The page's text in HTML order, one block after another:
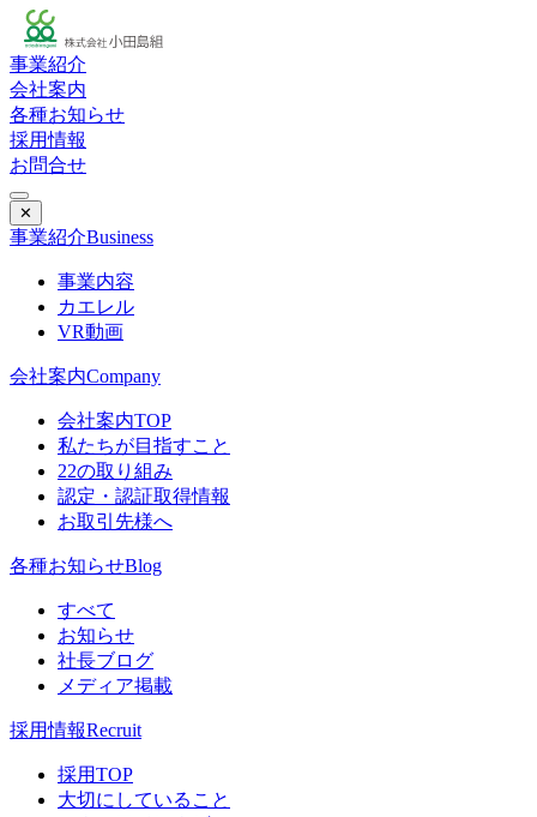
事業紹介
会社案内
各種お知らせ
採用情報
お問合せ
✕
事業紹介Business
事業内容
カエレル
VR動画
会社案内Company
会社案内TOP
私たちが目指すこと
22の取り組み
認定・認証取得情報
お取引先様へ
各種お知らせBlog
すべて
お知らせ
社長ブログ
メディア掲載
採用情報Recruit
採用TOP
大切にしていること